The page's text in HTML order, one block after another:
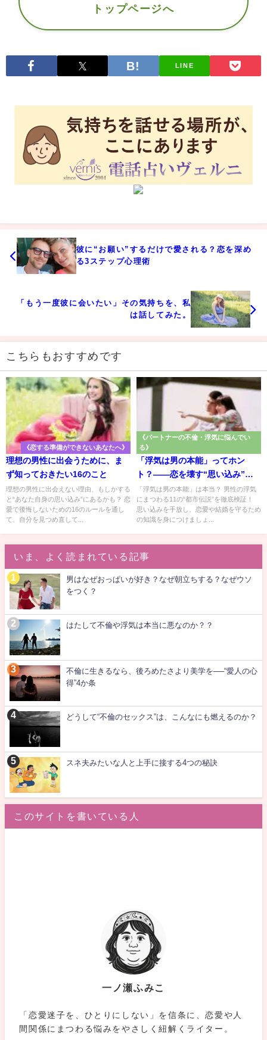
トップページへ
LINE
彼に“お願い”するだけで愛される？恋を深め
る3ステップ心理術
「もう一度彼に会いたい」その気持ちを、私
は話してみた。
こちらもおすすめです
《恋する準備ができないあなたへ》
理想の男性に出会うために、ま
ず知っておきたい16のこと
理想の男性に出会えない理由、もしかする
と“あなた自身の思い込み”にあるかも？ 恋
愛で後悔しないための16のルールを通し
て、自分を見つめ直して...
《パートナーの不倫・浮気に悩んでい
る》
「浮気は男の本能」ってホン
ト？――恋を壊す“思い込み”を
手放そう
「浮気は男の本能」は本当？ 男性の浮気
にまつわる11の“都市伝説”を徹底検証！
思い込みを手放し、恋愛や結婚を守るため
の知識を身につけましょ...
いま、よく読まれている記事
男はなぜおっぱいが好き？なぜ朝立ちする？なぜウソ
をつく？
はたして不倫や浮気は本当に悪なのか？？
不倫に生きるなら、後ろめたさより美学を──“愛人の心
得”4か条
どうして“不倫のセックス”は、こんなにも燃えるのか？
スネ夫みたいな人と上手に接する4つの秘訣
このサイトを書いている人
一ノ瀬ふみこ
「恋愛迷子を、ひとりにしない」を信条に、恋愛や人
間関係にまつわる悩みをやさしく紐解くライター。